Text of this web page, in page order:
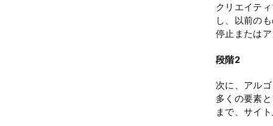
クリエイテ
し、以前の
停止または
段階2
次に、アル
多くの要素
まで、サイ